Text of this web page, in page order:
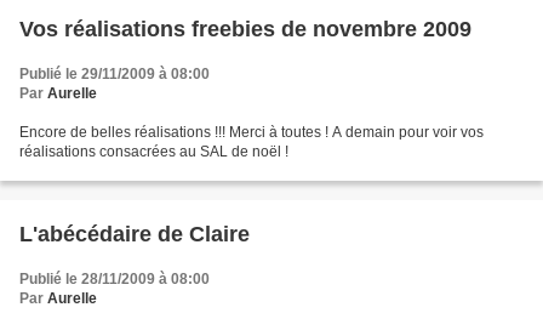
Vos réalisations freebies de novembre 2009
Publié le 29/11/2009 à 08:00
Par Aurelle
Encore de belles réalisations !!! Merci à toutes ! A demain pour voir vos
réalisations consacrées au SAL de noël !
L'abécédaire de Claire
Publié le 28/11/2009 à 08:00
Par Aurelle